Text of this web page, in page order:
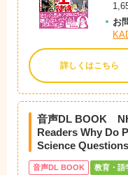
お
詳しくはこちら
音声DL BOOK
Readers Why Do
Science Questions
音声DL BOOK 教育・語